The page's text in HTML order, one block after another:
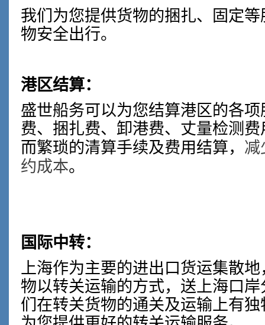
我们为您提供货物的捆扎、固定
物安全出行。
港区结算：
盛世船务可以为您结算港区的各
费、捆扎费、卸港费、丈量检测
而繁琐的清算手续及费用结算， 减
约成本。
国际中转：
上海作为主要的进出口货运集散
物以转关运输的方式，送上海口
们在转关货物的通关及运输上有